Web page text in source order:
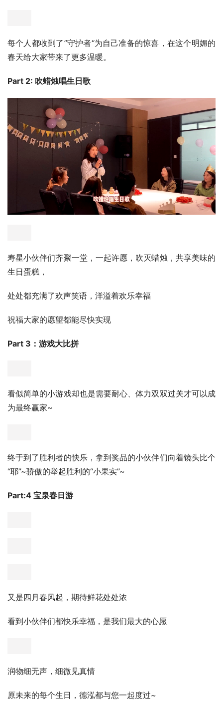
每个人都收到了”守护者“为自己准备的惊喜，在这个明媚的
春天给大家带来了更多温暖。
Part 2: 吹蜡烛唱生日歌
寿星小伙伴们齐聚一堂，一起许愿，吹灭蜡烛，共享美味的
生日蛋糕，
处处都充满了欢声笑语，洋溢着欢乐幸福
祝福大家的愿望都能尽快实现
Part 3：游戏大比拼
看似简单的小游戏却也是需要耐心、体力双双过关才可以成
为最终赢家~
终于到了胜利者的快乐，拿到奖品的小伙伴们向着镜头比个
“耶”~骄傲的举起胜利的“小果实”~
Part:4 宝泉春日游
又是四月春风起，期待鲜花处处浓
看到小伙伴们都快乐幸福，是我们最大的心愿
润物细无声，细微见真情
原未来的每个生日，德泓都与您一起度过~